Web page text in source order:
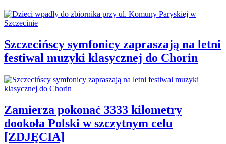
Szczecińscy symfonicy zapraszają na letni
festiwal muzyki klasycznej do Chorin
Zamierza pokonać 3333 kilometry
dookoła Polski w szczytnym celu
[ZDJĘCIA]